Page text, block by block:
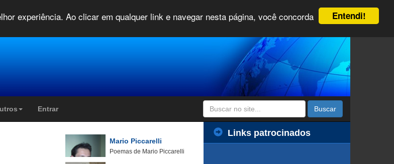
Entendi!
experiência. Ao clicar em qualquer link e navegar nesta página, você concorda
Entrar Buscar
Mario Piccarelli
Poemas de Mario Piccarelli
Links patrocinados